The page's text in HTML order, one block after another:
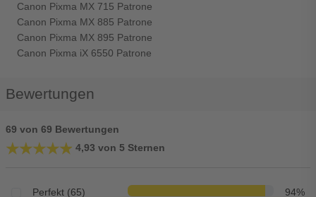
Canon Pixma MX 715 Patrone
Canon Pixma MX 885 Patrone
Canon Pixma MX 895 Patrone
Canon Pixma iX 6550 Patrone
Bewertungen
69 von 69 Bewertungen
★★★★★
★★★★★ 4,93 von 5 Sternen
Perfekt (65) 94%